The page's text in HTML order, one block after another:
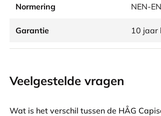
Normering NEN-
Garantie 10 jaar
Veelgestelde vragen
Wat is het verschil tussen de HÅG